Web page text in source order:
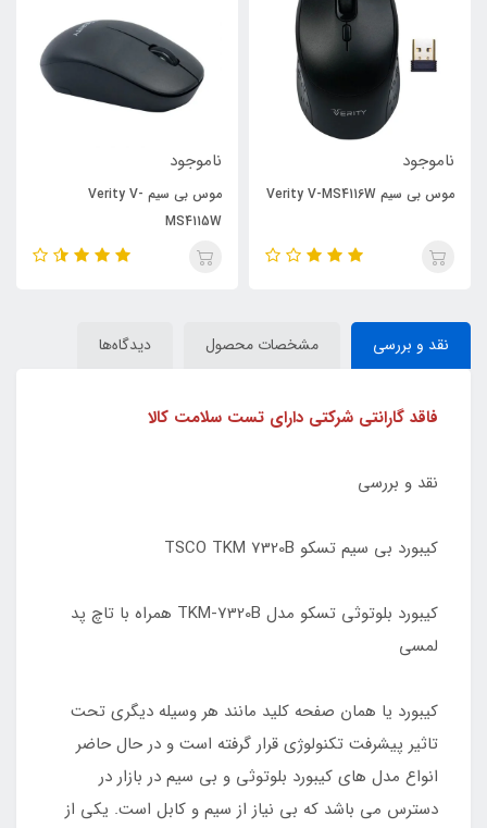
ناموجود
موس بی سیم Verity V-MS4116W
ناموجود
موس بی سیم Verity V-
MS4115W
نقد و بررسی مشخصات محصول دیدگاه‌ها
فاقد گارانتی شرکتی دارای تست سلامت کالا
نقد و بررسی
کیبورد بی سیم تسکو TSCO TKM 7320B
کیبورد بلوتوثی تسکو مدل TKM-7320B همراه با تاچ پد
لمسی
کیبورد یا همان صفحه کلید مانند هر وسیله دیگری تحت
تاثیر پیشرفت تکنولوژی قرار گرفته است و در حال حاضر
انواع مدل های کیبورد بلوتوثی و بی سیم در بازار در
دسترس می باشد که بی نیاز از سیم و کابل است. یکی از